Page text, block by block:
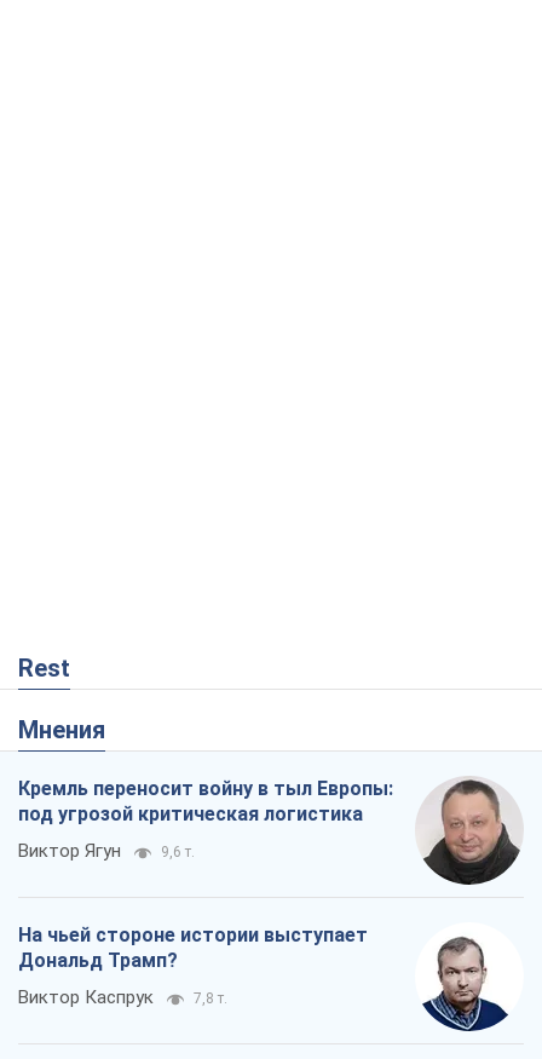
Rest
Мнения
Кремль переносит войну в тыл Европы:
под угрозой критическая логистика
Виктор Ягун 9,6 т.
На чьей стороне истории выступает
Дональд Трамп?
Виктор Каспрук 7,8 т.